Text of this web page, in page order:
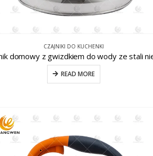
CZAJNIKI DO KUCHENKI
READ MORE